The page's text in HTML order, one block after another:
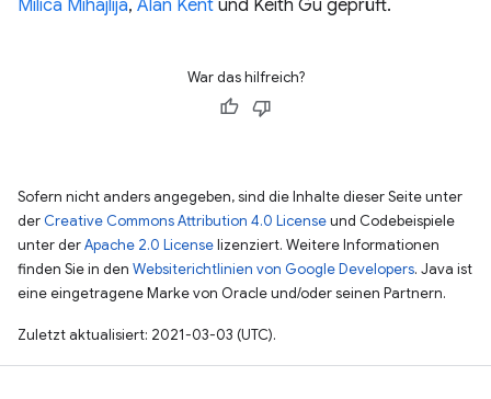
Milica Mihajlija, Alan Kent und Keith Gu geprüft.
War das hilfreich?
Sofern nicht anders angegeben, sind die Inhalte dieser Seite unter
der Creative Commons Attribution 4.0 Licenseund Codebeispiele
unter derApache 2.0 Licenselizenziert. Weitere Informationen
finden Sie in den Websiterichtlinien von Google Developers. Java ist
eine eingetragene Marke von Oracle und/oder seinen Partnern.
Zuletzt aktualisiert: 2021-03-03 (UTC).